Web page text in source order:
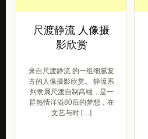
尺渡静流 人像摄
影欣赏
来自尺渡静流 的一组细腻复
古的人像摄影欣赏。 静流系
列隶属尺渡自制高端，是一
群热情洋溢80后的梦想，在
文艺与时 […]